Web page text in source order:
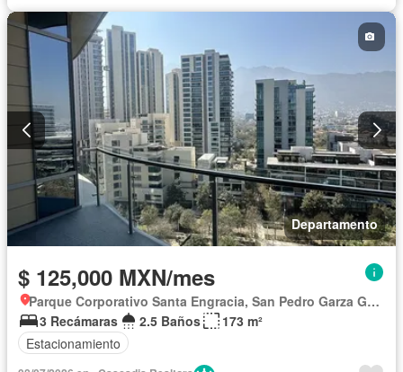
Electricidad
Vista panorámica
Caseta de vigilancia
Permite mascotas
Permite niños
Completamente amueblado
Departamento
$ 125,000 MXN/mes
Parque Corporativo Santa Engracia, San Pedro Garza García
3 Recámaras
2.5 Baños
173 m²
Estacionamiento